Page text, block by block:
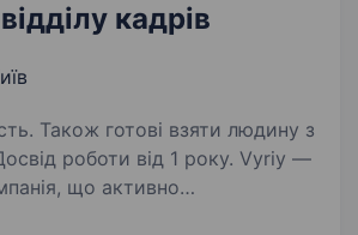
кадрів
Також готові взяти людину з
роботи від 1 року. Vyriy —
що активно